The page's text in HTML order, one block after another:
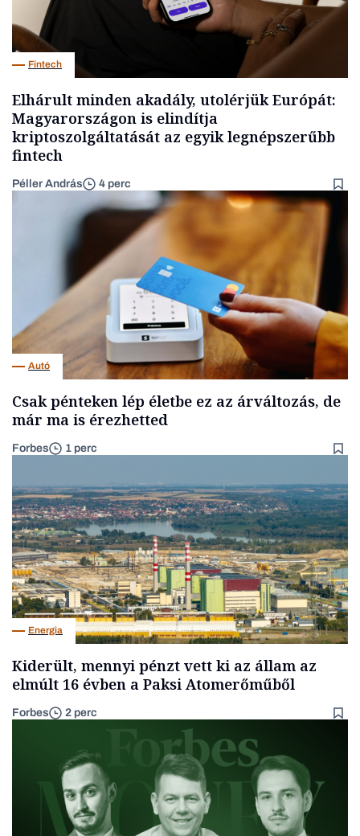
Fintech
Elhárult minden akadály, utolérjük Európát:
Magyarországon is elindítja
kriptoszolgáltatását az egyik legnépszerűbb
fintech
Péller András 4 perc
Autó
Csak pénteken lép életbe ez az árváltozás, de
már ma is érezhetted
Forbes 1 perc
Energia
Kiderült, mennyi pénzt vett ki az állam az
elmúlt 16 évben a Paksi Atomerőműből
Forbes 2 perc